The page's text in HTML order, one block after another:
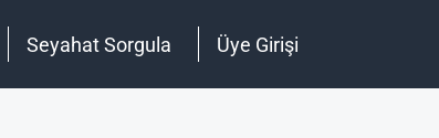
Seyahat Sorgula Üye Girişi